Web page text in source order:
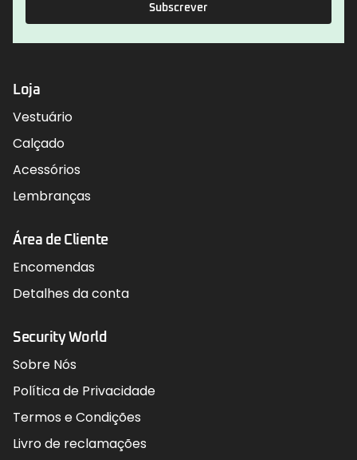
Subscrever
Loja
Vestuário
Calçado
Acessórios
Lembranças
Área de Cliente
Encomendas
Detalhes da conta
Security World
Sobre Nós
Política de Privacidade
Termos e Condições
Livro de reclamações